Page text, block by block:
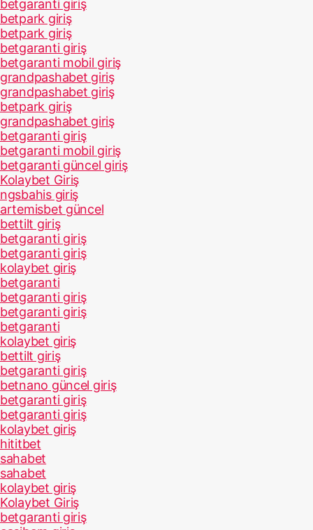
betgaranti giriş
betpark giriş
betpark giriş
betgaranti giriş
betgaranti mobil giriş
grandpashabet giriş
grandpashabet giriş
betpark giriş
grandpashabet giriş
betgaranti giriş
betgaranti mobil giriş
betgaranti güncel giriş
Kolaybet Giriş
ngsbahis giriş
artemisbet güncel
bettilt giriş
betgaranti giriş
betgaranti giriş
kolaybet giriş
betgaranti
betgaranti giriş
betgaranti giriş
betgaranti
kolaybet giriş
bettilt giriş
betgaranti giriş
betnano güncel giriş
betgaranti giriş
betgaranti giriş
kolaybet giriş
hititbet
sahabet
sahabet
kolaybet giriş
Kolaybet Giriş
betgaranti giriş